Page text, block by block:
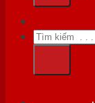
Tìm
kiếm: